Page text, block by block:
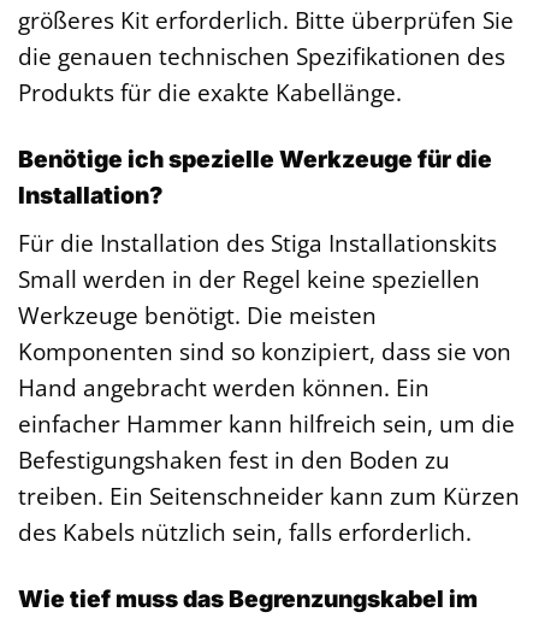
größeres Kit erforderlich. Bitte überprüfen Sie
die genauen technischen Spezifikationen des
Produkts für die exakte Kabellänge.
Benötige ich spezielle Werkzeuge für die
Installation?
Für die Installation des Stiga Installationskits
Small werden in der Regel keine speziellen
Werkzeuge benötigt. Die meisten
Komponenten sind so konzipiert, dass sie von
Hand angebracht werden können. Ein
einfacher Hammer kann hilfreich sein, um die
Befestigungshaken fest in den Boden zu
treiben. Ein Seitenschneider kann zum Kürzen
des Kabels nützlich sein, falls erforderlich.
Wie tief muss das Begrenzungskabel im